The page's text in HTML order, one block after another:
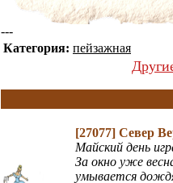
---
Категория: пейзажная
[27077] Север
Майский день
За окно уже
умывается